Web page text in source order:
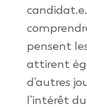
pensent
attirent
d’autres
l’intérêt